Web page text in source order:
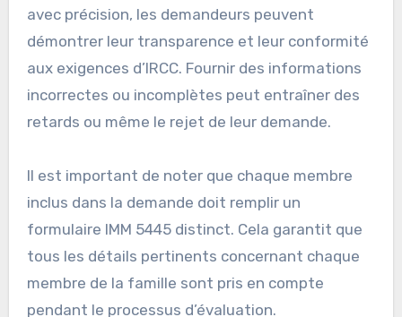
avec précision, les demandeurs peuvent
démontrer leur transparence et leur conformité
aux exigences d’IRCC. Fournir des informations
incorrectes ou incomplètes peut entraîner des
retards ou même le rejet de leur demande.
Il est important de noter que chaque membre
inclus dans la demande doit remplir un
formulaire IMM 5445 distinct. Cela garantit que
tous les détails pertinents concernant chaque
membre de la famille sont pris en compte
pendant le processus d’évaluation.